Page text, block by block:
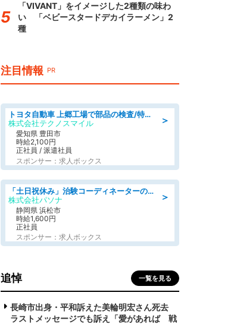
「VIVANT」をイメージした2種類の味わ
い 「ベビースタードデカイラーメン」2
種
注目情報 PR
＞
トヨタ自動車 上郷工場で部品の検査/特典168万/tutumi
株式会社テクノスマイル
愛知県 豊田市
時給2,100円
正社員 / 派遣社員
スポンサー：求人ボックス
＞
「土日祝休み」治験コーディネーターのお仕事/未経験OK
株式会社パソナ
静岡県 浜松市
時給1,600円
正社員
スポンサー：求人ボックス
追悼 一覧を見る
長崎市出身・平和訴えた美輪明宏さん死去
ラストメッセージでも訴え「愛があれば 戦